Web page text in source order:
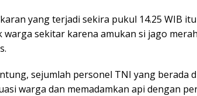
yang terjadi sekira pukul 14.25 WIB
warga sekitar karena amukan si jago
sejumlah personel TNI yang berada
warga dan memadamkan api dengan